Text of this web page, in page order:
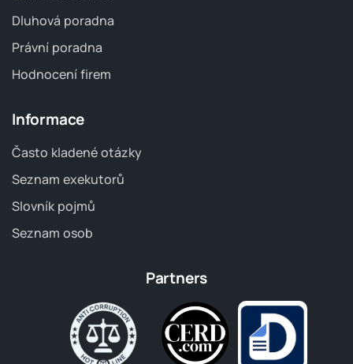
Dluhová poradna
Právní poradna
Hodnocení firem
Informace
Často kladené otázky
Seznam exekutorů
Slovník pojmů
Seznam osob
Partners